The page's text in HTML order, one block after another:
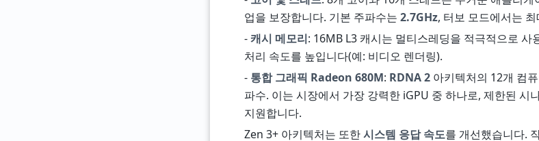
업을 보장합니다. 기본 주파수는 2.7GHz, 터보 모드에서는 최
-캐시 메모리: 16MB L3 캐시는 멀티스레딩을 적극적으로 사
처리 속도를 높입니다(예: 비디오 렌더링).
- 통합 그래픽 Radeon 680M: RDNA 2 아키텍처의 12개 컴
파수. 이는 시장에서 가장 강력한 iGPU 중 하나로, 제한된 시
지원합니다.
Zen 3+ 아키텍처는 또한시스템 응답 속도를 개선했습니다.